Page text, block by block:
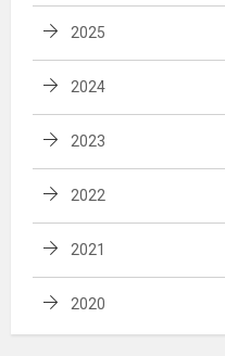
2025
2024
2023
2022
2021
2020